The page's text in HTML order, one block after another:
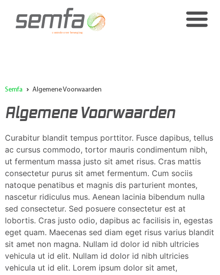
Semfa Algemene Voorwaarden
Algemene Voorwaarden
Curabitur blandit tempus porttitor. Fusce dapibus, tellus
ac cursus commodo, tortor mauris condimentum nibh,
ut fermentum massa justo sit amet risus. Cras mattis
consectetur purus sit amet fermentum. Cum sociis
natoque penatibus et magnis dis parturient montes,
nascetur ridiculus mus. Aenean lacinia bibendum nulla
sed consectetur. Sed posuere consectetur est at
lobortis. Cras justo odio, dapibus ac facilisis in, egestas
eget quam. Maecenas sed diam eget risus varius blandit
sit amet non magna. Nullam id dolor id nibh ultricies
vehicula ut id elit. Nullam id dolor id nibh ultricies
vehicula ut id elit. Lorem ipsum dolor sit amet,